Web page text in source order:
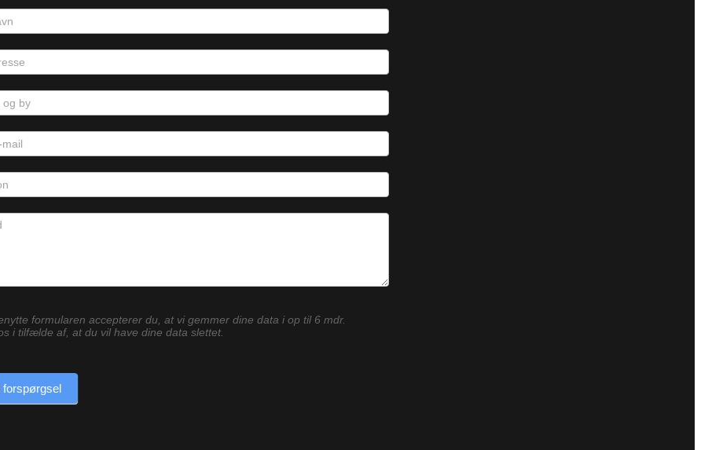
formularen accepterer du, at vi gemmer dine data i op til 6 mdr.
i tilfælde af, at du vil have dine data slettet.
forspørgsel